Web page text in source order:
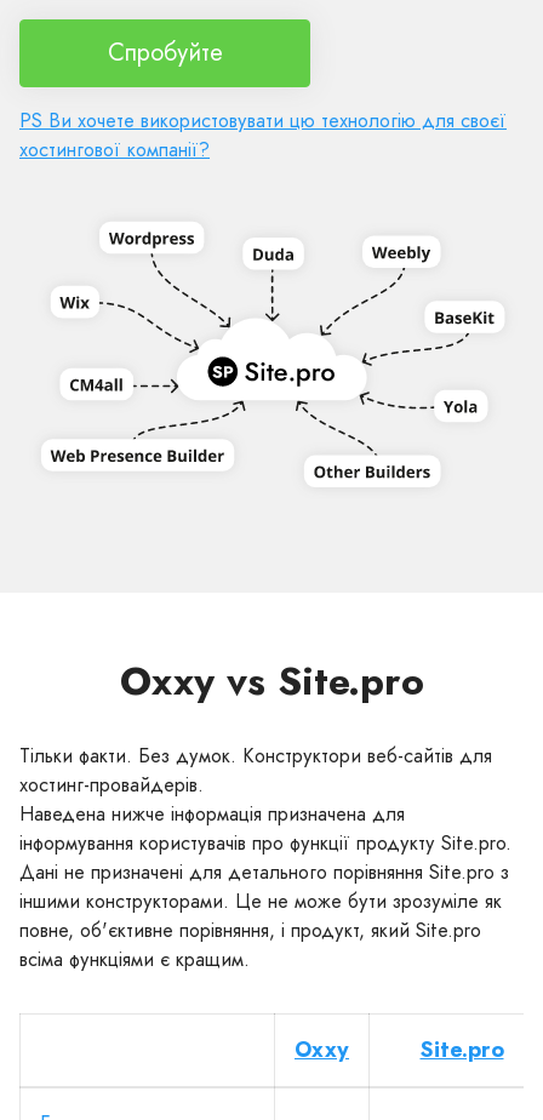
Спробуйте
PS Ви хочете використовувати цю технологію для своєї
хостингової компанії?
Oxxy vs Site.pro
Тільки факти. Без думок. Конструктори веб-сайтів для
хостинг-провайдерів.
Наведена нижче інформація призначена для
інформування користувачів про функції продукту Site.pro.
Дані не призначені для детального порівняння Site.pro з
іншими конструкторами. Це не може бути зрозуміле як
повне, об'єктивне порівняння, і продукт, який Site.pro
всіма функціями є кращим.
Oxxy Site.pro